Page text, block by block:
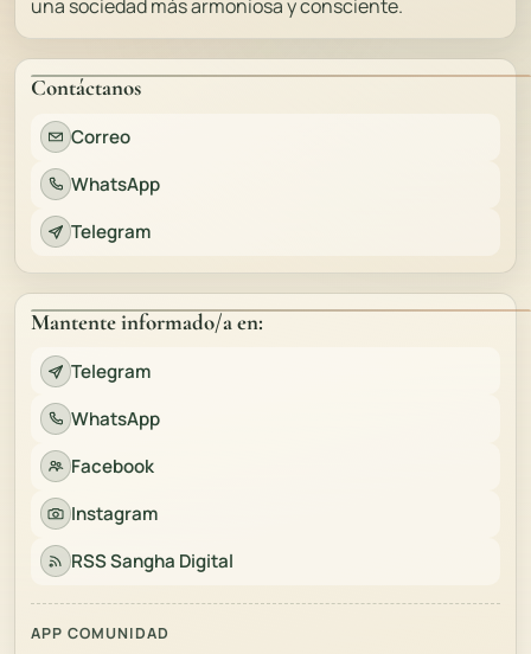
una sociedad más armoniosa y consciente.
Contáctanos
Correo
WhatsApp
Telegram
Mantente informado/a en:
Telegram
WhatsApp
Facebook
Instagram
RSS Sangha Digital
APP COMUNIDAD